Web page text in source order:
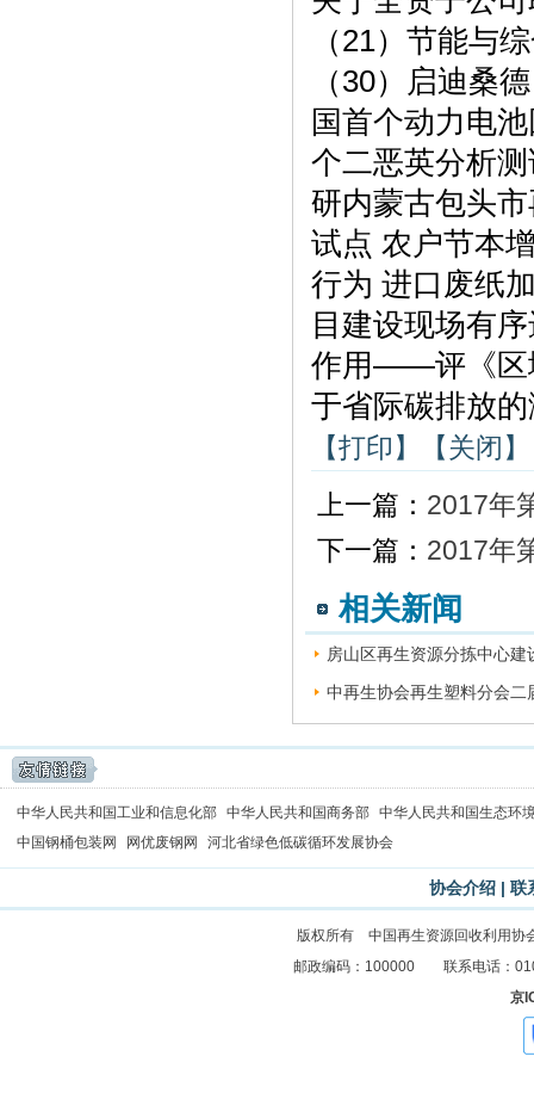
（21）节能与
（30）启迪桑
国首个动力电
个二恶英分析
研内蒙古包头
试点 农户节本
行为 进口废纸
目建设现场有
作用——评《区
于省际碳排放
【打印】
【关闭】
上一篇： 2017年
下一篇： 2017年
相关新闻
房山区再生资源分拣中心建
中再生协会再生塑料分会二
中华人民共和国工业和信息化部 中华人民共和国商务部 中华人民共和国生态环
中国钢桶包装网
网优废钢网 河北省绿色低碳循环发展协会
协会介绍 | 联
版权所有 中国再生资源回收利用
邮政编码：100000 联系电话：
京